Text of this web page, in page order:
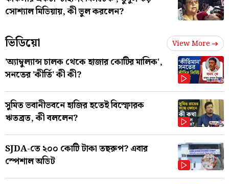
সোশ্যাল মিডিয়ায়, কী ভুল করলেন?
ভিডিয়ো View More
'অ্যাম্বুল্যান্স চালক থেকে হাজার কোটির মালিক',
সনতের 'কীর্তি' কী কী?
সুমিত ভবানীভবনে হাজির হতেই বিস্ফোরক
ঋতব্রত, কী বললেন?
SJDA-তে ২০০ কোটি টাকা তছরুপ? এবার
স্পেশাল অডিট